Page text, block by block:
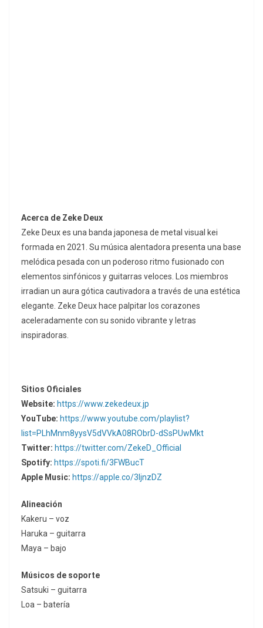
Acerca de Zeke Deux
Zeke Deux es una banda japonesa de metal visual kei
formada en 2021. Su música alentadora presenta una base
melódica pesada con un poderoso ritmo fusionado con
elementos sinfónicos y guitarras veloces. Los miembros
irradian un aura gótica cautivadora a través de una estética
elegante. Zeke Deux hace palpitar los corazones
aceleradamente con su sonido vibrante y letras
inspiradoras.
Sitios Oficiales
Website: https://www.zekedeux.jp
YouTube: https://www.youtube.com/playlist?
list=PLhMnm8yysV5dVVkA08RObrD-dSsPUwMkt
Twitter: https://twitter.com/ZekeD_Official
Spotify: https://spoti.fi/3FWBucT
Apple Music: https://apple.co/3ljnzDZ
Alineación
Kakeru – voz
Haruka – guitarra
Maya – bajo
Músicos de soporte
Satsuki – guitarra
Loa – batería